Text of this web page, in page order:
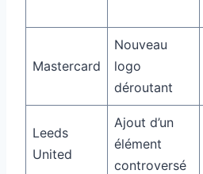
Mastercard
Nouveau
logo
déroutant
Leeds
United
Ajout d’un
élément
controversé